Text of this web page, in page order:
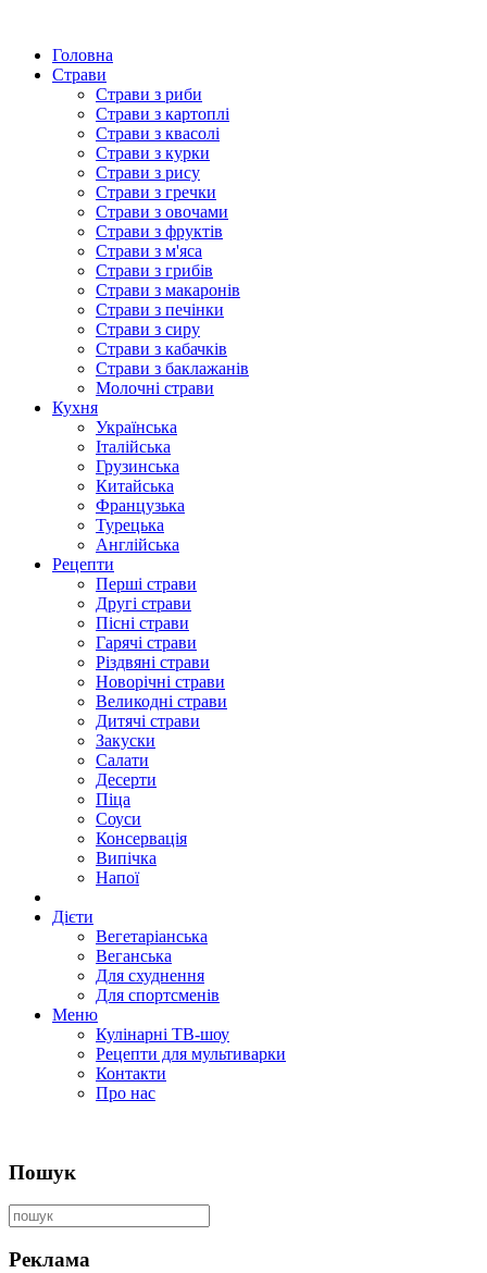
Головна
Страви
Страви з риби
Страви з картоплі
Страви з квасолі
Страви з курки
Страви з рису
Страви з гречки
Страви з овочами
Страви з фруктів
Страви з м'яса
Страви з грибів
Страви з макаронів
Страви з печінки
Страви з сиру
Страви з кабачків
Страви з баклажанів
Молочні страви
Кухня
Українська
Італійська
Грузинська
Китайська
Французька
Турецька
Англійська
Рецепти
Перші страви
Другі страви
Пісні страви
Гарячі страви
Різдвяні страви
Новорічні страви
Великодні страви
Дитячі страви
Закуски
Салати
Десерти
Піца
Соуси
Консервація
Випічка
Напої
Дієти
Вегетаріанська
Веганська
Для схуднення
Для спортсменів
Меню
Кулінарні ТВ-шоу
Рецепти для мультиварки
Контакти
Про нас
Пошук
Реклама